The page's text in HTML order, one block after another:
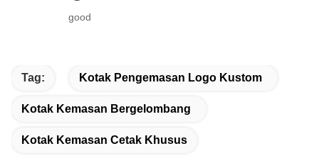
good
Tag: Kotak Pengemasan Logo Kustom
Kotak Kemasan Bergelombang
Kotak Kemasan Cetak Khusus